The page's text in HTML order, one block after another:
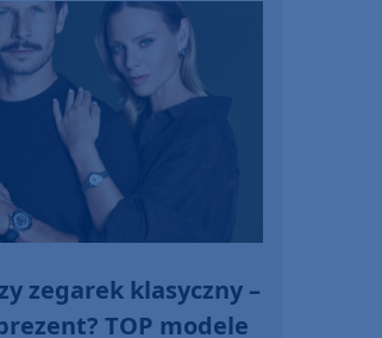
zegarek klasyczny –
TOP modele